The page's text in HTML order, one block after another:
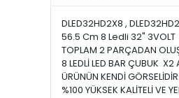
DLED32HD2X8 ,
56.5 Cm 8 Ledli 32" 3VOLT
TOPLAM 2 PARÇADAN
8 LEDLİ LED BAR ÇUBUK X2
ÜRÜNÜN KENDİ GÖRSELİDİR.
%100 YÜKSEK KALİTELİ VE